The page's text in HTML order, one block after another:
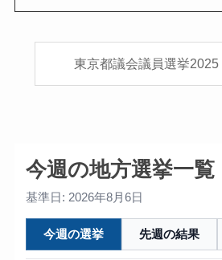
東京都議会議員選挙2025
今週の地方選挙一覧
基準日: 2026年8月6日
今週の選挙 先週の結果